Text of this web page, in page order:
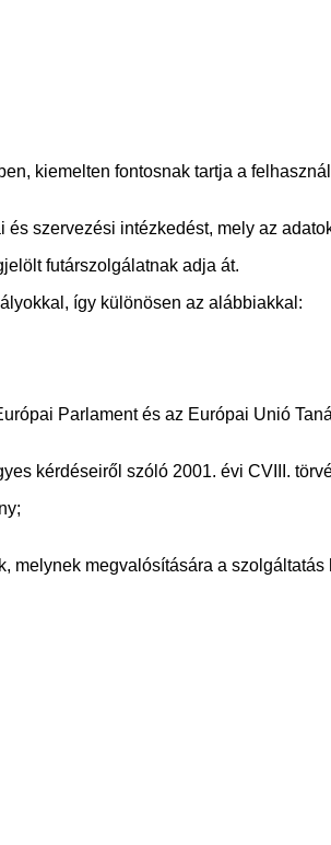
kiemelten fontosnak tartja a
szervezési intézkedést, mely az
futárszolgálatnak adja át.
így különösen az alábbiakkal:
Parlament és az Európai Unió
kérdéseiről szóló 2001. évi CVIII.
melynek megvalósítására a